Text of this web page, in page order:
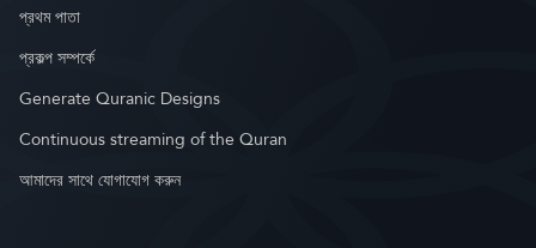
প্রথম পাতা
প্রকল্প সম্পর্কে
Generate Quranic Designs
Continuous streaming of the Quran
আমাদের সাথে যোগাযোগ করুন